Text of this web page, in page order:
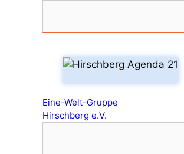
Eine-Welt-Gruppe
Hirschberg e.V.